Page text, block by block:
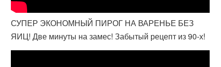
СУПЕР ЭКОНОМНЫЙ ПИРОГ НА ВАРЕНЬЕ БЕЗ
ЯИЦ! Две минуты на замес! Забытый рецепт из 90-х!